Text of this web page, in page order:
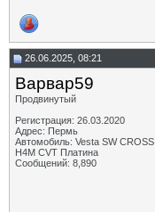
26.06.2025, 08:21
Варвар59
Продвинутый
Регистрация: 26.03.2020
Адрес: Пермь
Автомобиль: Vesta SW CROSS
H4M CVT Платина
Сообщений: 8,890